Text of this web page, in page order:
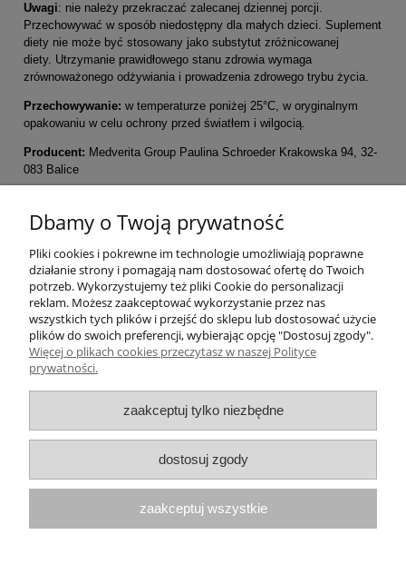
Uwagi: nie należy przekraczać zalecanej dziennej porcji.
Przechowywać w sposób niedostępny dla małych dzieci. Suplement
diety nie może być stosowany jako substytut zróżnicowanej
diety. Utrzymanie prawidłowego stanu zdrowia wymaga
zrównoważonego odżywiania i prowadzenia zdrowego trybu życia.
Przechowywanie: w temperaturze poniżej 25°C, w oryginalnym
opakowaniu w celu ochrony przed światłem i wilgocią.
Producent: Medverita Group Paulina Schroeder Krakowska 94, 32-
083 Balice
Moje konto
Płatności i dostawa
Informacje
O nas
Numer konta do przelewów: 21 1050 1445
1000 0091 4895 6635
Paulina Schroeder Medverita Group
ul. Krakowska 94
Dbamy o Twoją prywatność
Pliki cookies i pokrewne im technologie umożliwiają poprawne
działanie strony i pomagają nam dostosować ofertę do Twoich
potrzeb. Wykorzystujemy też pliki Cookie do personalizacji
reklam. Możesz zaakceptować wykorzystanie przez nas
wszystkich tych plików i przejść do sklepu lub dostosować użycie
plików do swoich preferencji, wybierając opcję "Dostosuj zgody".
Więcej o plikach cookies przeczytasz w naszej Polityce
prywatności.
zaakceptuj tylko niezbędne
dostosuj zgody
zaakceptuj wszystkie